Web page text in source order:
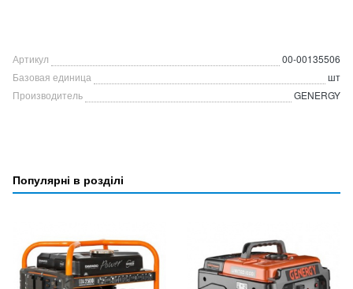
Артикул
00-00135506
Базовая единица
шт
Производитель
GENERGY
Популярні в розділі